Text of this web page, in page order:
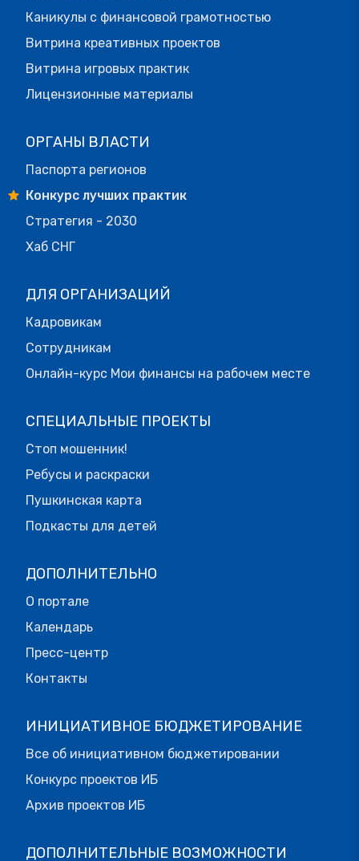
Каникулы с финансовой грамотностью
Витрина креативных проектов
Витрина игровых практик
Лицензионные материалы
ОРГАНЫ ВЛАСТИ
Паспорта регионов
Конкурс лучших практик
Стратегия - 2030
Хаб СНГ
ДЛЯ ОРГАНИЗАЦИЙ
Кадровикам
Сотрудникам
Онлайн-курс Мои финансы на рабочем месте
СПЕЦИАЛЬНЫЕ ПРОЕКТЫ
Стоп мошенник!
Ребусы и раскраски
Пушкинская карта
Подкасты для детей
ДОПОЛНИТЕЛЬНО
О портале
Календарь
Пресс-центр
Контакты
ИНИЦИАТИВНОЕ БЮДЖЕТИРОВАНИЕ
Все об инициативном бюджетировании
Конкурс проектов ИБ
Архив проектов ИБ
ДОПОЛНИТЕЛЬНЫЕ ВОЗМОЖНОСТИ